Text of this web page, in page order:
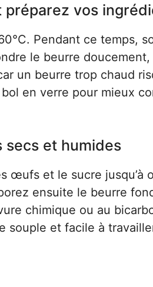
préparez vos
Pendant ce temps,
le beurre
un beurre trop chaud
en verre pour mieux
secs et humides
œufs et le sucre jusqu’à
ensuite le beurre
chimique ou au
souple et facile à